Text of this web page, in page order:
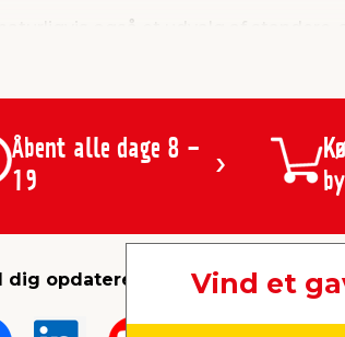
eller i en af vores mange
Åbent alle dage 8 -
19
dig opdateret Vind et